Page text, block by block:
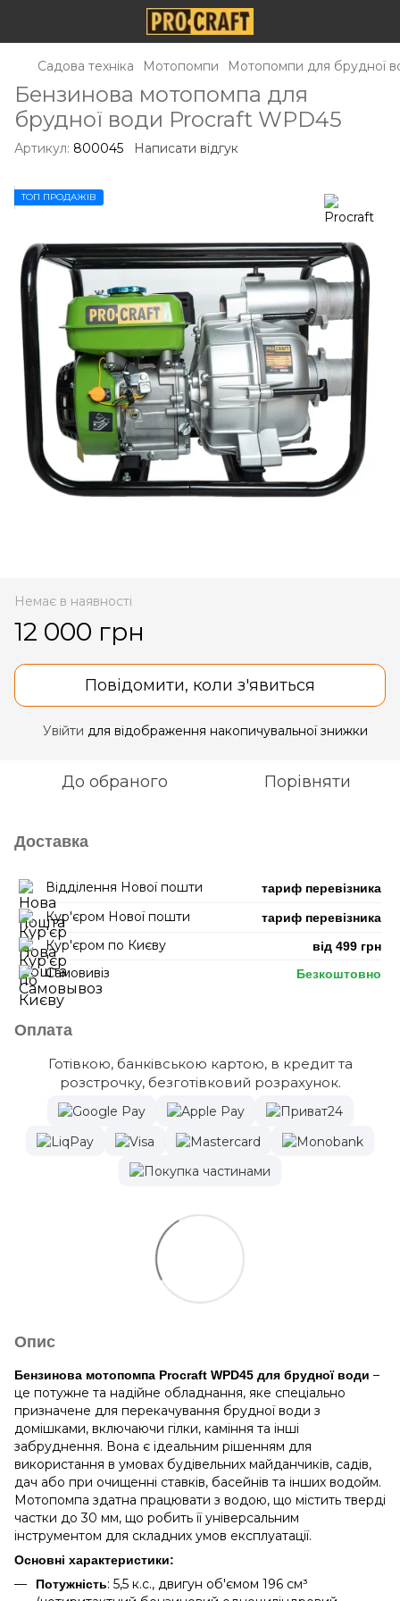
Садова техніка Мотопомпи Мотопомпи для брудної
Бензинова мотопомпа для
брудної води Procraft WPD45
Артикул: 800045 Написати відгук
ТОП ПРОДАЖІВ
Немає в наявності
12 000 грн
Повідомити, коли з'явиться
Увійти для відображення накопичувальної знижки
До обраного Порівняти
Доставка
Відділення Нової пошти тариф перевізника
Кур'єром Нової пошти тариф перевізника
Кур'єром по Києву від 499 грн
Самовивіз Безкоштовно
Оплата
Готівкою, банківською картою, в кредит та
розстрочку, безготівковий розрахунок.
Опис
Бензинова мотопомпа Procraft WPD45 для брудної води –
це потужне та надійне обладнання, яке спеціально
призначене для перекачування брудної води з
домішками, включаючи гілки, каміння та інші
забруднення. Вона є ідеальним рішенням для
використання в умовах будівельних майданчиків, садів,
дач або при очищенні ставків, басейнів та інших водойм.
Мотопомпа здатна працювати з водою, що містить тверді
частки до 30 мм, що робить її універсальним
інструментом для складних умов експлуатації.
Основні характеристики:
Потужність: 5,5 к.с., двигун об'ємом 196 см³